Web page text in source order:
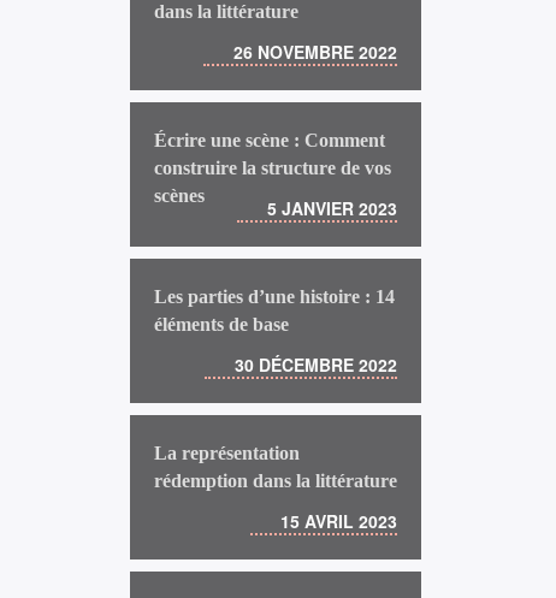
dans la littérature
26 NOVEMBRE 2022
Écrire une scène : Comment
construire la structure de vos
scènes
5 JANVIER 2023
Les parties d’une histoire : 14
éléments de base
30 DÉCEMBRE 2022
La représentation
rédemption dans la littérature
15 AVRIL 2023